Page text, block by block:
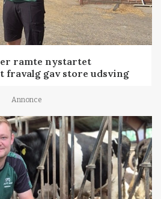
ramte nystartet
fravalg gav store udsving
Annonce